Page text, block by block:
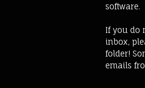
software.
If you do
inbox,
folder!
emails